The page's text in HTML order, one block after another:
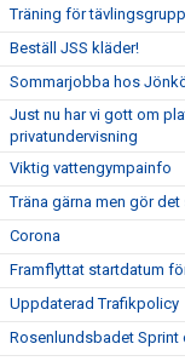
Träning för
Beställ JSS kläder!
Sommarjobba hos
Just nu har vi gott om
privatundervisning
Viktig vattengympainfo
Träna gärna men gör det
Corona
Framflyttat startdatum
Uppdaterad Trafikpolicy
Rosenlundsbadet Sprint